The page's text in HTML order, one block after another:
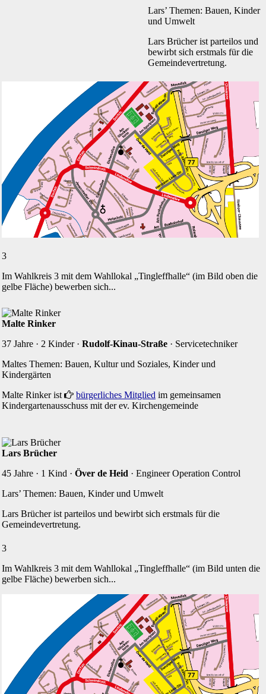
Lars’ Themen: Bauen, Kinder
und Umwelt
Lars Brücher ist parteilos und
bewirbt sich erstmals für die
Gemeindevertretung.
3
Im Wahlkreis 3 mit dem Wahllokal „Tingleffhalle“ (im Bild oben die
gelbe Fläche) bewerben sich...
Malte Rinker
37 Jahre · 2 Kinder · Rudolf-Kinau-Straße · Servicetechniker
Maltes Themen: Bauen, Kultur und Soziales, Kinder und
Kindergärten
Malte Rinker ist r bürgerliches Mitglied im gemeinsamen
Kindergartenausschuss mit der ev. Kirchengemeinde
Lars Brücher
45 Jahre · 1 Kind · Över de Heid · Engineer Operation Control
Lars’ Themen: Bauen, Kinder und Umwelt
Lars Brücher ist parteilos und bewirbt sich erstmals für die
Gemeindevertretung.
3
Im Wahlkreis 3 mit dem Wahllokal „Tingleffhalle“ (im Bild unten die
gelbe Fläche) bewerben sich...